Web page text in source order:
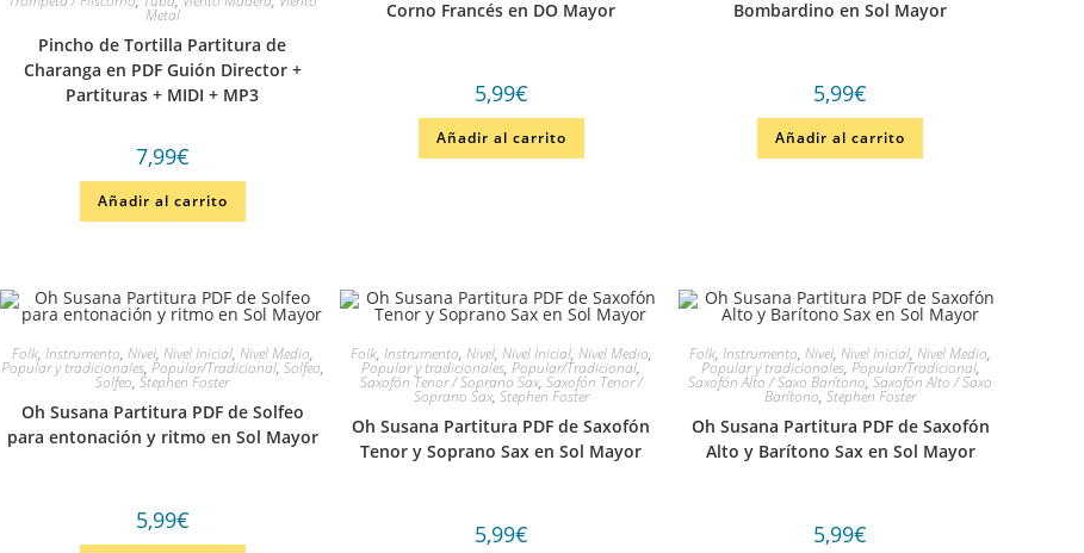
Metal
Pincho de Tortilla Partitura de
Charanga en PDF Guión Director +
Partituras + MIDI + MP3
7,99€
Añadir al carrito
Corno Francés en DO Mayor
5,99€
Añadir al carrito
Bombardino en Sol Mayor
5,99€
Añadir al carrito
Folk, Instrumento, Nivel, Nivel Inicial, Nivel Medio,
Popular y tradicionales, Popular/Tradicional, Solfeo,
Solfeo,Stephen Foster
Oh Susana Partitura PDF de Solfeo
para entonación y ritmo en Sol Mayor
5,99€
Folk, Instrumento, Nivel, Nivel Inicial, Nivel Medio,
Popular y tradicionales,Popular/Tradicional,
Saxofón Tenor / Soprano Sax, Saxofón Tenor /
Soprano Sax, Stephen Foster
Oh Susana Partitura PDF de Saxofón
Tenor y Soprano Sax en Sol Mayor
5,99€
Folk,Instrumento,Nivel,Nivel Inicial,Nivel Medio,
Popular y tradicionales, Popular/Tradicional,
Saxofón Alto / Saxo Barítono,Saxofón Alto / Saxo
Barítono,Stephen Foster
Oh Susana Partitura PDF de Saxofón
Alto y Barítono Sax en Sol Mayor
5,99€